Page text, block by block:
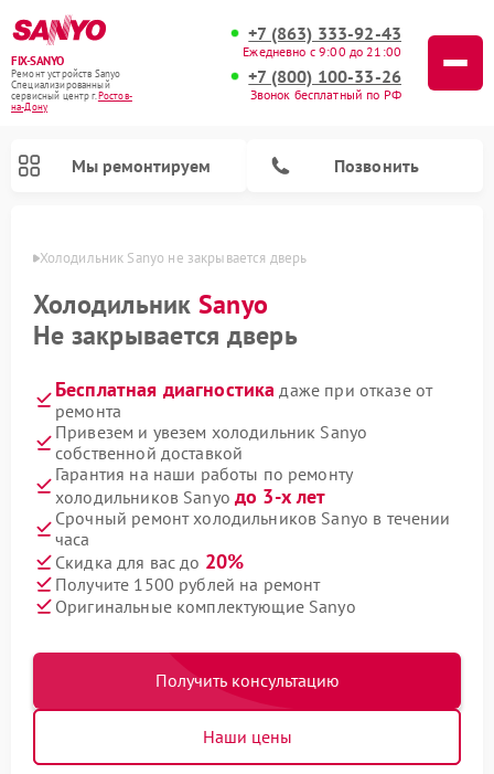
FIX-SANYO
Ремонт устройств Sanyo
Специализированный
cервисный центр г.Ростов-
на-Дону
+7 (863) 333-92-43
Ежедневно с 9:00 до 21:00
+7 (800) 100-33-26
Звонок бесплатный по РФ
Мы ремонтируем Позвонить
Холодильник Sanyo не закрывается дверь
Холодильник Sanyo
Не закрывается дверь
Бесплатная диагностика даже при отказе от
ремонта
Привезем и увезем холодильник Sanyo
собственной доставкой
Гарантия на наши работы по ремонту
холодильников Sanyoдо 3-х лет
Срочный ремонт холодильников Sanyo в течении
часа
Скидка для вас до 20%
Получите 1500 рублей на ремонт
Оригинальные комплектующие Sanyo
Получить консультацию
Наши цены